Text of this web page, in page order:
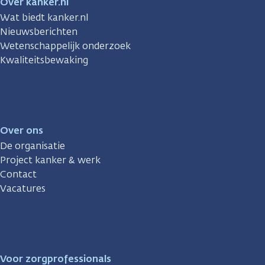
Wat biedt kanker.nl
Nieuwsberichten
Wetenschappelijk onderzoek
Kwaliteitsbewaking
Over ons
De organisatie
Project kanker & werk
Contact
Vacatures
Voor zorgprofessionals